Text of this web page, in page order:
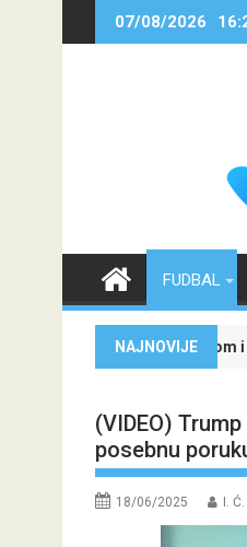
07/08/2026
FUDBAL
NAJNOVIJE
Madridom i okončaoEvropski
(VIDEO)
posebnu
18/06/2025 I. Ć.